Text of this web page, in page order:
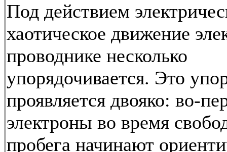
Под действием
хаотическое движение
проводнике несколько
упорядочивается. Это
проявляется двояко: во-
электроны во время
пробега начинают